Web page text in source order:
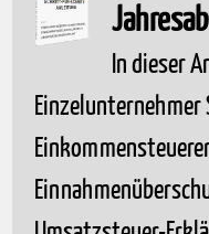
In dieser